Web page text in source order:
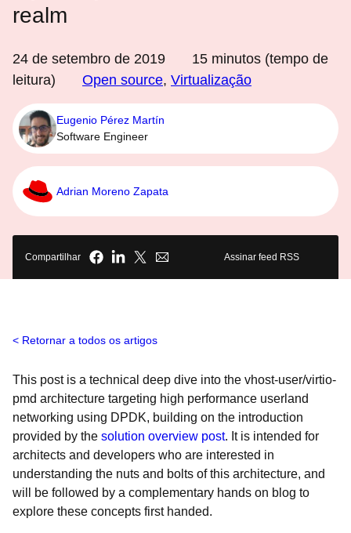
realm
24 de setembro de 2019 15 minutos (tempo de
leitura)
Open source, Virtualização
Eugenio Pérez Martín
Software Engineer
Adrian Moreno Zapata
Compartilhar Assinar feed RSS
Retornar a todos os artigos
This post is a technical deep dive into the vhost-user/virtio-
pmd architecture targeting high performance userland
networking using DPDK, building on the introduction
provided by the solution overview post. It is intended for
architects and developers who are interested in
understanding the nuts and bolts of this architecture, and
will be followed by a complementary hands on blog to
explore these concepts first handed.